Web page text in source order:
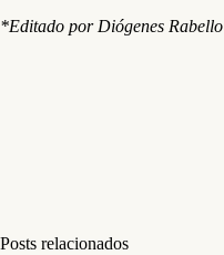
*Editado por Diógenes Rabello
Posts relacionados